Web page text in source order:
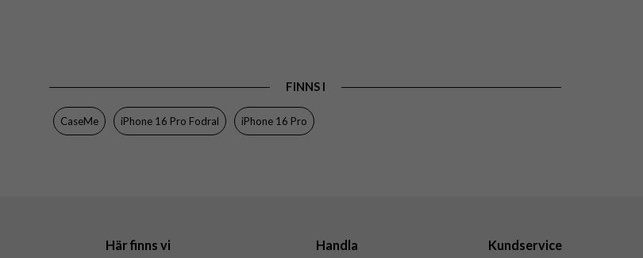
Varumärke
FINNS I
CaseMe iPhone 16 Pro Fodral iPhone 16 Pro
Här finns vi Handla Kundservice